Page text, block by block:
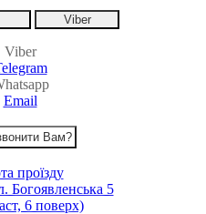
Viber
Viber
Email
Вам?
проїзду
Богоявленська 5
6 поверх)